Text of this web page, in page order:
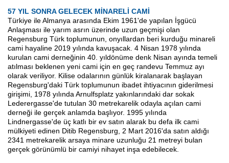
57 YIL SONRA GELECEK MİNARELİ CAMİ
Türkiye ile Almanya arasında Ekim 1961'de yapılan İşgücü
Anlaşması ile yarım asrın üzerinde uzun geçmişi olan
Regensburg Türk toplumunun, onyıllardan beri kurduğu minareli
cami hayaline 2019 yılında kavuşacak. 4 Nisan 1978 yılında
kurulan cami derneğinin 40. yıldönüme denk Nisan ayında temeli
atılması beklenen yeni cami için en geç randevu Temmuz ayı
olarak veriliyor. Kilise odalarının günlük kiralanarak başlayan
Regensburg'daki Türk toplumunun ibadet ihtiyacının giderilmesi
girişimi, 1978 yılında Arnulfsplatz yakınlarındaki dar sokak
Lederergasse'de tutulan 30 metrekarelik odayla açılan cami
derneği ile gerçek anlamda başlıyor. 1995 yılında
Lindnergasse'de üç katlı bir ev satın alarak bu defa ilk cami
mülkiyeti edinen Ditib Regensburg, 2 Mart 2016'da satın aldığı
2341 metrekarelik arsaya minare uzunluğu 21 metreyi bulan
gerçek görünümlü bir camiyi nihayet inşa edebilecek.